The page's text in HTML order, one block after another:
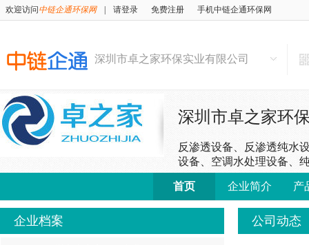
欢迎访问 中链企通环保网 请登录 免费注册 手机中链企通环保网
深圳市卓之家环保实业有限公司
深圳市卓之家环
反渗透设备、反渗透纯水
设备、空调水处理设备、
质过滤器、活性炭过滤器
处理药剂、归丽晶、
首页 企业简介 产
企业档案 公司动态